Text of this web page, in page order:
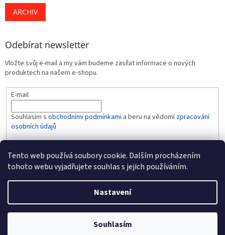
Tento web používá soubory cookie. Dalším procházením
tohoto webu vyjadřujete souhlas s jejich používáním.
Nastavení
Souhlasím
ARCHIV
Odebírat newsletter
Vložte svůj e-mail a my vám budeme zasílat informace o nových
produktech na našem e-shopu.
E-mail
Souhlasím s obchodními podmínkami a beru na vědomízpracování
osobních údajů
PŘIHLÁSIT SE
Vytvořil Shoptet
BABY-LINE. Všechna práva vyhrazena.